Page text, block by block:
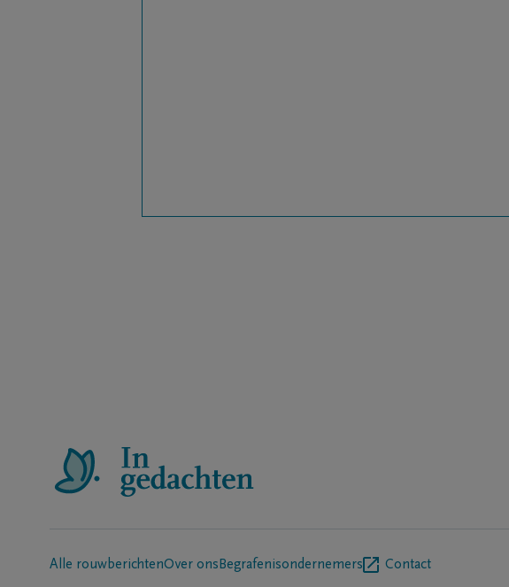
Alle rouwberichtenOver onsBegrafenisondernemers Contact